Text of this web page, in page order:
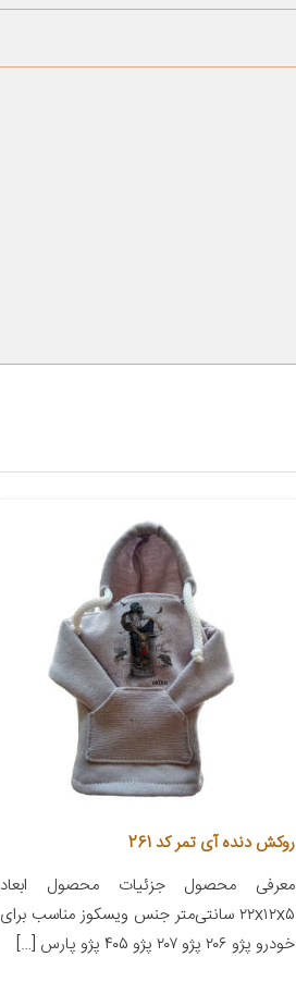
روکش دنده آی تمر کد 261
معرفی محصول جزئیات محصول ابعاد
۲۲x۱۲x۵ سانتی‌متر جنس ویسکوز مناسب برای
خودرو پژو ۲۰۶ پژو ۲۰۷ پژو ۴۰۵ پژو پارس […]